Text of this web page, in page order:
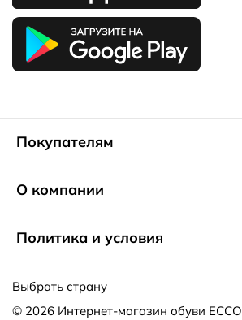
Покупателям
О компании
Политика и условия
Выбрать страну
© 2026 Интернет-магазин обуви ECCO